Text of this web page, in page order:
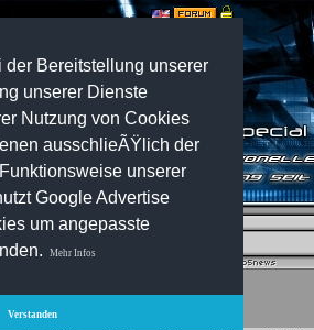
Bereitstellung unserer
unserer Dienste
Nutzung von Cookies
ausschlieÃŸlich der
unserer
Google Advertise
um angepasste
Mehr Infos
Verstanden
Optionen: